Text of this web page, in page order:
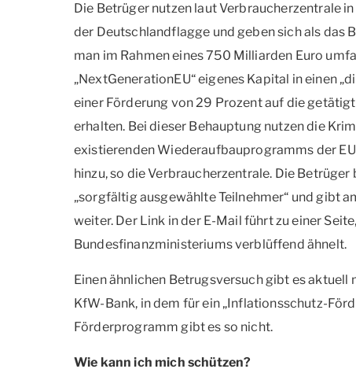
Die Betrüger nutzen laut Verbraucherzentrale
der Deutschlandflagge und geben sich als das
man im Rahmen eines 750 Milliarden Euro
„NextGenerationEU“ eigenes Kapital in einen
einer Förderung von 29 Prozent auf die
erhalten. Bei dieser Behauptung nutzen die
existierenden Wiederaufbauprogramms der
hinzu, so die Verbraucherzentrale. Die
„sorgfältig ausgewählte Teilnehmer“ und gibt
weiter. Der Link in der E-Mail führt zu einer
Bundesfinanzministeriums verblüffend ähnelt.
Einen ähnlichen Betrugsversuch gibt es
KfW-Bank, in dem für ein „Inflationsschutz-
Förderprogramm gibt es so nicht.
Wie kann ich mich schützen?